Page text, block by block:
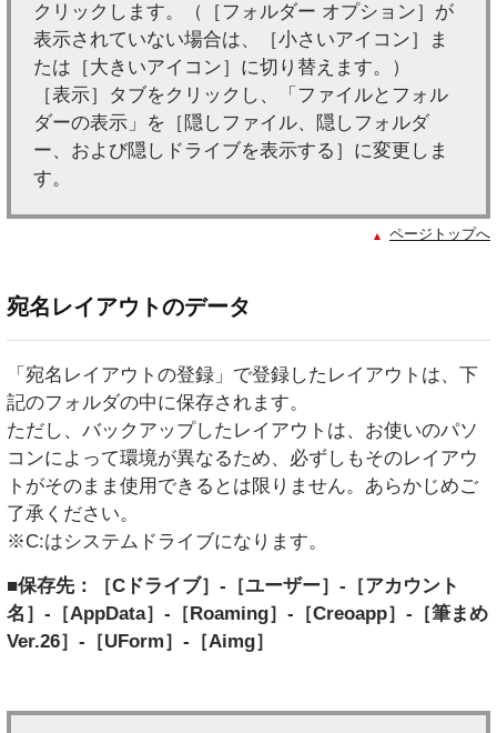
クリックします。（［フォルダー オプション］が
表示されていない場合は、［小さいアイコン］ま
たは［大きいアイコン］に切り替えます。）
［表示］タブをクリックし、「ファイルとフォル
ダーの表示」を［隠しファイル、隠しフォルダ
ー、および隠しドライブを表示する］に変更しま
す。
ページトップへ
宛名レイアウトのデータ
「宛名レイアウトの登録」で登録したレイアウトは、下
記のフォルダの中に保存されます。
ただし、バックアップしたレイアウトは、お使いのパソ
コンによって環境が異なるため、必ずしもそのレイアウ
トがそのまま使用できるとは限りません。あらかじめご
了承ください。
※C:はシステムドライブになります。
■保存先：［Cドライブ］-［ユーザー］-［アカウント
名］-［AppData］-［Roaming］-［Creoapp］-［筆まめ
Ver.26］-［UForm］-［Aimg］